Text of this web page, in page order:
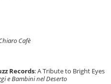
Cafè
Records: A Tribute to Bright Eyes
e Bambini nel Deserto